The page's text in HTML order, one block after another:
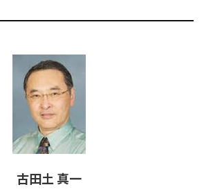
古田土 真一